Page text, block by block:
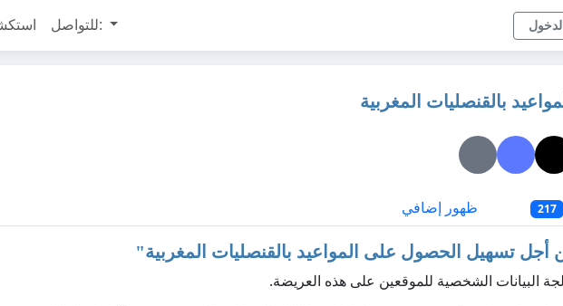
للتواصل:
بالقنصليات المغربية
217 ظهور إضافي
أجل تسهيل الحصول على المواعيد بالقنصليات المغربية"
البيانات الشخصية للموقعين على هذه العريضة.